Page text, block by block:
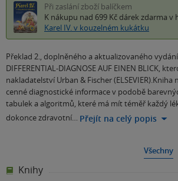
Při zaslání zboží balíčkem
K nákupu nad 699 Kč dárek zdarma v
Karel IV. v kouzelném kukátku
Překlad 2., doplněného a aktualizovaného
DIFFERENTIAL-DIAGNOSE AUF EINEN BLICK,
nakladatelství Urban & Fischer (ELSEVIER).Kniha
cenné diagnostické informace v podobě
tabulek a algoritmů, které má mít téměř každý
dokonce zdravotní… Přejít na celý popis
Všechny
Knihy